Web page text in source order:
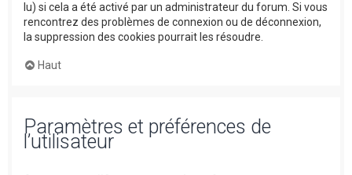
lu) si cela a été activé par un administrateur du forum. Si vous
rencontrez des problèmes de connexion ou de déconnexion,
la suppression des cookies pourrait les résoudre.
Haut
Paramètres et préférences de
l’utilisateur